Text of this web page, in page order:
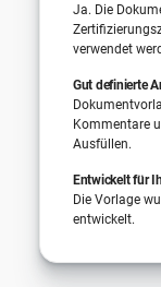
Ja. Die
verwendet
Gut definierte
Kommentare
Ausfüllen.
Entwickelt für
Die Vorlage
entwickelt.